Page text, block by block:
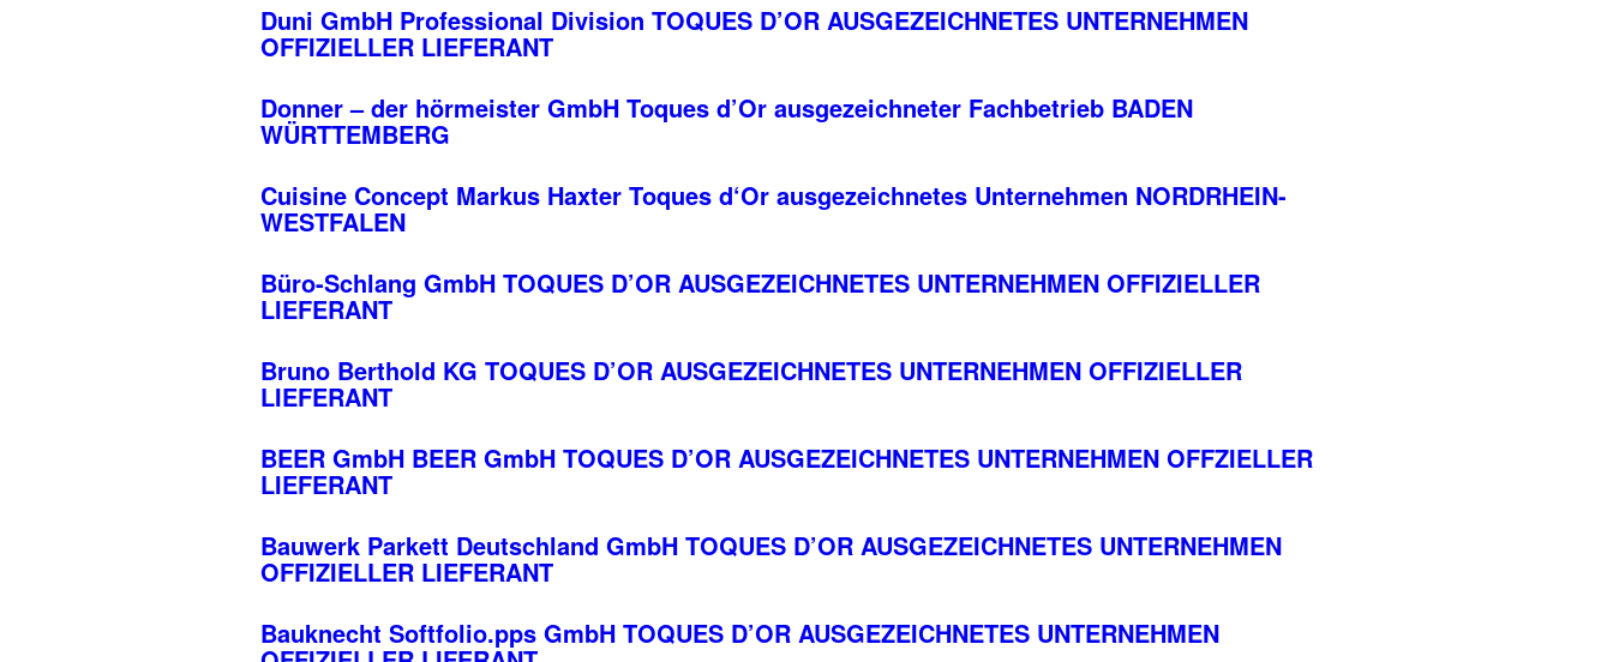
Duni GmbH Professional Division TOQUES D’OR AUSGEZEICHNETES UNTERNEHMEN
OFFIZIELLER LIEFERANT
Donner – der hörmeister GmbH Toques d’Or ausgezeichneter Fachbetrieb BADEN
WÜRTTEMBERG
Cuisine Concept Markus Haxter Toques d‘Or ausgezeichnetes Unternehmen NORDRHEIN-
WESTFALEN
Büro-Schlang GmbH TOQUES D’OR AUSGEZEICHNETES UNTERNEHMEN OFFIZIELLER
LIEFERANT
Bruno Berthold KG TOQUES D’OR AUSGEZEICHNETES UNTERNEHMEN OFFIZIELLER
LIEFERANT
BEER GmbH BEER GmbH TOQUES D’OR AUSGEZEICHNETES UNTERNEHMEN OFFZIELLER
LIEFERANT
Bauwerk Parkett Deutschland GmbH TOQUES D’OR AUSGEZEICHNETES UNTERNEHMEN
OFFIZIELLER LIEFERANT
Bauknecht Softfolio.pps GmbH TOQUES D’OR AUSGEZEICHNETES UNTERNEHMEN